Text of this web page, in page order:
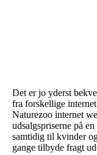
Det er jo yderst
fra forskellige
Naturezoo internet
udsalgspriserne på
samtidig til kvinder
gange tilbyde fragt